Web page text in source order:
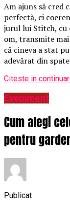
Am ajuns să cred
perfectă, ci
jurul lui Stitch, cu
om, transmite
că cineva a stat
adevărat din
Citeste in
Eveniment
Cum alegi
pentru
Publicat